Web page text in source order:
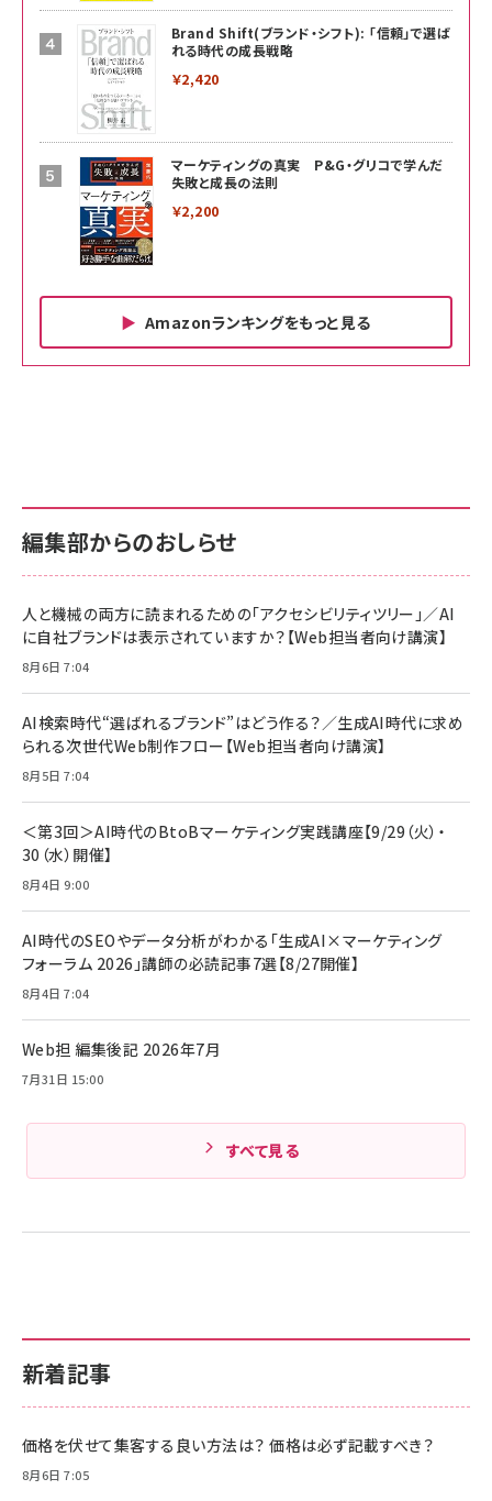
Brand Shift(ブランド・シフト): 「信頼」で選ば
れる時代の成長戦略
￥2,420
マーケティングの真実 P&G・グリコで学んだ
失敗と成長の法則
￥2,200
Amazonランキングをもっと見る
￥880
anan(アンアン)2026/06/24号 No.2500増刊
スペシャルエディション[王道エンタメの矜持／
￥1,100
年後半、あなたの恋と運命／山田涼介]
￥880
Amazonランキングをもっと見る
サポート正規品 メーカー保証5年 KLMEA128G
NIMASO ガラスフィルム iPhone 17 用 保護フィ
すい ガイド枠付き いPhone17 (6.3インチ) 対応
2枚セット DSP25F1698
￥1,599
【New】Amazon Fire TV Stick HD | 手軽にスト
レイヤー
￥6,980
Anker Soundcore P31i (Bluetooth 6.1) 【完
全ワイヤレスイヤホン/アクティブノイズキャンセリ
ング/マルチポイント接続 / 最大50時間再生 / PSE
Anker PowerLine III Flow USB-C & USB-C
ケーブル Anker絡まないケーブル 240W 結束バン
ド付き USB PD対応 シリコン素材採用 iPhone
17 / 16 / 15 / Galaxy iPad Pro MacBook
Amazonランキングをもっと見る
サポート正規品 メーカー保証5年 KLMEA128G
Amazon eギフトカード - Amazonロゴ - クラ
￥5,000
ケーブル Anker絡まないケーブル 240W 結束バン
17 / 16 / 15 / Galaxy iPad Pro MacBook
Pro/Air 各種対応 (1.8m ミッドナイトブラック)
￥1,890
キャンペーン】
￥4,857
新着記事
価格を伏せて集客する良い方法は？ 価格は必ず記載すべき？
8月6日 7:05
編集部からのおしらせ
人と機械の両方に読まれるための「アクセシビリティツリー」／AI
に自社ブランドは表示されていますか？【Web担当者向け講演】
8月6日 7:04
AI検索時代“選ばれるブランド”はどう作る？／生成AI時代に求め
られる次世代Web制作フロー【Web担当者向け講演】
8月5日 7:04
＜第3回＞AI時代のBtoBマーケティング実践講座【9/29（火）・
30（水）開催】
8月4日 9:00
AI時代のSEOやデータ分析がわかる「生成AI×マーケティング
フォーラム 2026」講師の必読記事7選【8/27開催】
8月4日 7:04
Web担 編集後記 2026年7月
7月31日 15:00
すべて見る